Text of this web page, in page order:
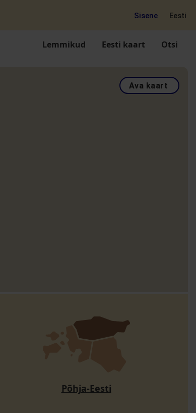
Sisene Eesti
Lemmikud Eesti kaart Otsi
Ava kaart
Põhja-Eesti